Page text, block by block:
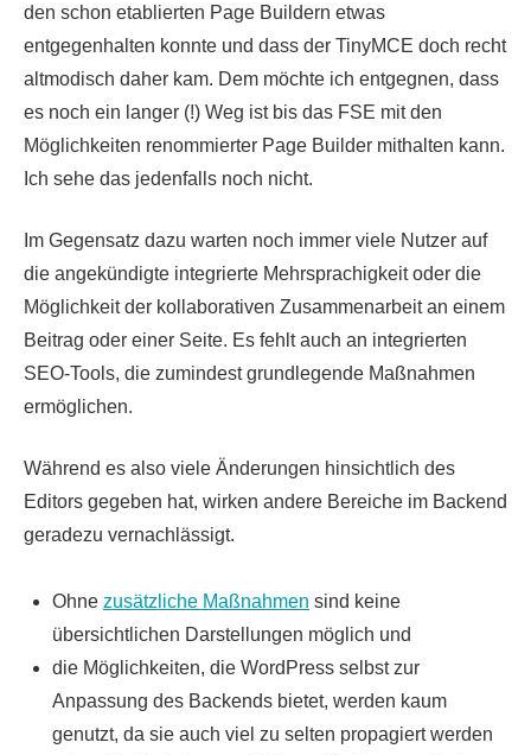
den schon etablierten Page Buildern etwas
entgegenhalten konnte und dass der TinyMCE doch recht
altmodisch daher kam. Dem möchte ich entgegnen, dass
es noch ein langer (!) Weg ist bis das FSE mit den
Möglichkeiten renommierter Page Builder mithalten kann.
Ich sehe das jedenfalls noch nicht.
Im Gegensatz dazu warten noch immer viele Nutzer auf
die angekündigte integrierte Mehrsprachigkeit oder die
Möglichkeit der kollaborativen Zusammenarbeit an einem
Beitrag oder einer Seite. Es fehlt auch an integrierten
SEO-Tools, die zumindest grundlegende Maßnahmen
ermöglichen.
Während es also viele Änderungen hinsichtlich des
Editors gegeben hat, wirken andere Bereiche im Backend
geradezu vernachlässigt.
Ohne zusätzliche Maßnahmen sind keine
übersichtlichen Darstellungen möglich und
die Möglichkeiten, die WordPress selbst zur
Anpassung des Backends bietet, werden kaum
genutzt, da sie auch viel zu selten propagiert werden